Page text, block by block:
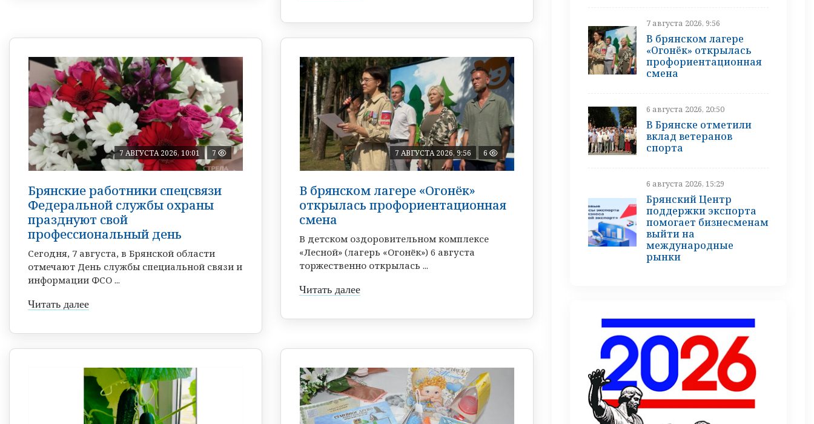
7 АВГУСТА 2026, 10:01 7
Брянские работники спецсвязи
Федеральной службы охраны
празднуют свой
профессиональный день
Сегодня, 7 августа, в Брянской области
отмечают День службы специальной связи и
информации ФСО ...
Читать далее
7 АВГУСТА 2026, 9:56 6
В брянском лагере «Огонёк»
открылась профориентационная
смена
В детском оздоровительном комплексе
«Лесной» (лагерь «Огонёк») 6 августа
торжественно открылась ...
Читать далее
7 августа 2026, 9:56
В брянском лагере
«Огонёк» открылась
профориентационная
смена
6 августа 2026, 20:50
В Брянске отметили
вклад ветеранов
спорта
6 августа 2026, 15:29
Брянский Центр
поддержки экспорта
помогает бизнесменам
выйти на
международные
рынки